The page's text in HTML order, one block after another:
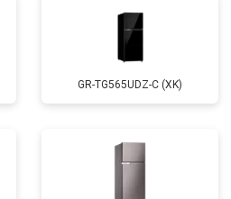
GR-TG565UDZ-C (XK)